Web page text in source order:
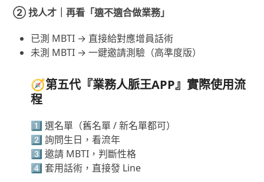
② 找人才｜再看「適不適合做業務」
已測 MBTI → 直接給對應增員話術
未測 MBTI → 一鍵邀請測驗（高準度版）
🧭第五代『業務人脈王APP』實際使用流
程
1️⃣ 選名單（舊名單 / 新名單都可）
2️⃣ 詢問生日，看流年
3️⃣ 邀請 MBTI，判斷性格
4️⃣ 套用話術，直接發 Line